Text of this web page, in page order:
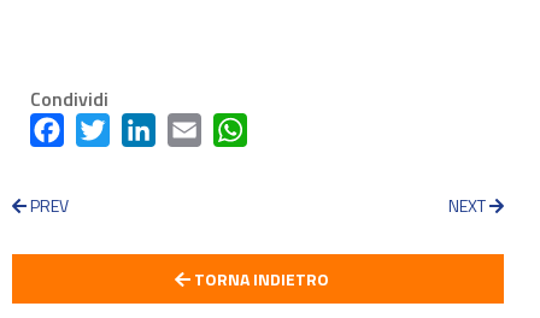
Condividi
FacebookTwitter LinkedInEmail
PREV NEXT
TORNA INDIETRO